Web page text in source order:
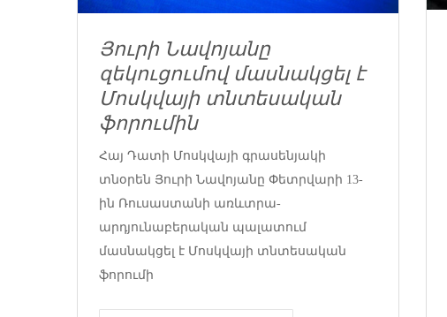
Յուրի Նավոյանը
զեկուցումով մասնակցել է
Մոսկվայի տնտեսական
ֆորումին
Հայ Դատի Մոսկվայի գրասենյակի
տնօրեն Յուրի Նավոյանը Փետրվարի 13-
ին Ռուսաստանի առևտրա-
արդյունաբերական պալատում
մասնակցել է Մոսկվայի տնտեսական
ֆորումի